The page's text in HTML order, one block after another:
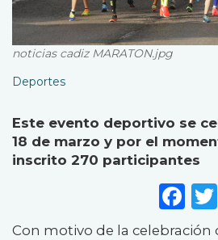
noticias cadiz MARATON.jpg
Deportes
Este evento deportivo se
18 de marzo y por el
inscrito 270 participantes
Con motivo de la celebración